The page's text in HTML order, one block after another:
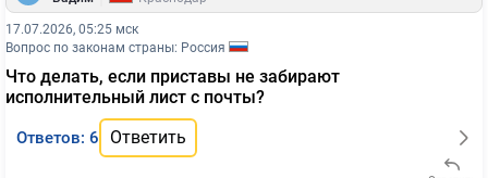
17.07.2026, 05:25 мск
Вопрос по законам страны: Россия
Что делать, если приставы не забирают
исполнительный лист с почты?
Ответов: 6 Ответить